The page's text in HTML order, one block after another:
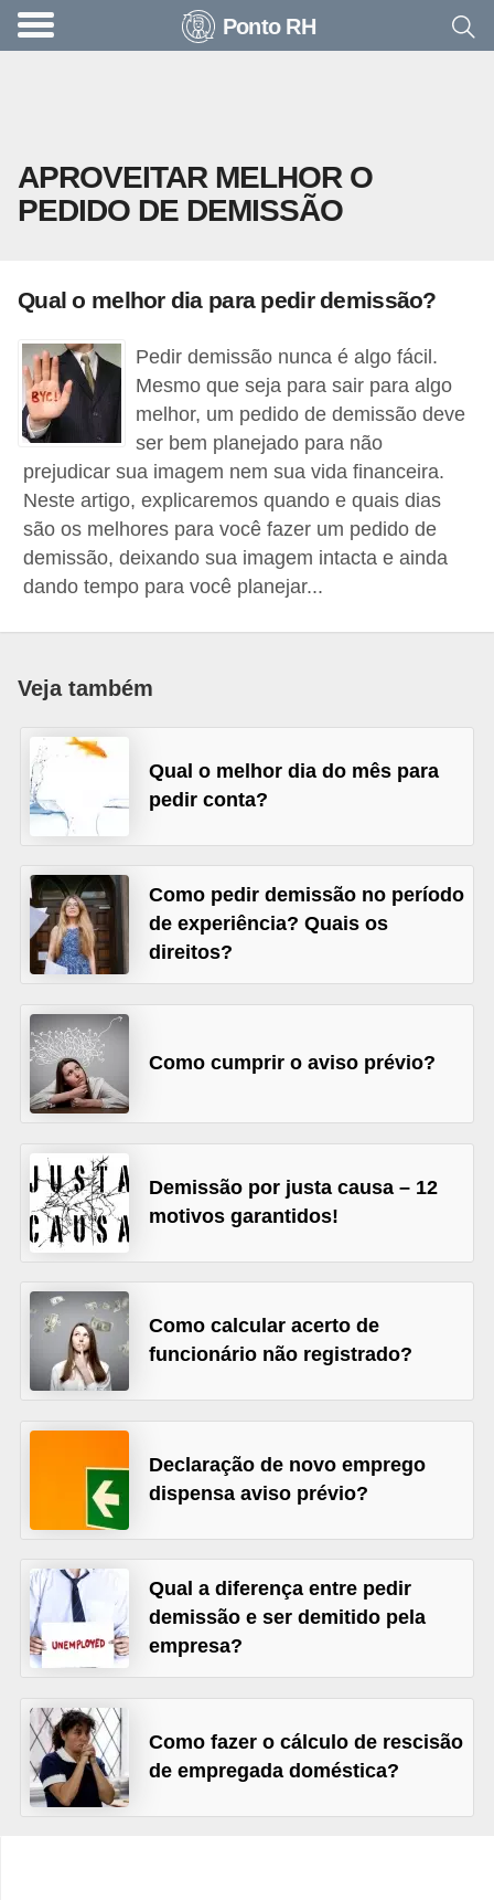
Ponto RH
APROVEITAR MELHOR O
PEDIDO DE DEMISSÃO
Qual o melhor dia para pedir demissão?
Pedir demissão nunca é algo fácil.
Mesmo que seja para sair para algo
melhor, um pedido de demissão deve
ser bem planejado para não
prejudicar sua imagem nem sua vida financeira.
Neste artigo, explicaremos quando e quais dias
são os melhores para você fazer um pedido de
demissão, deixando sua imagem intacta e ainda
dando tempo para você planejar...
Veja também
Qual o melhor dia do mês para
pedir conta?
Como pedir demissão no período
de experiência? Quais os
direitos?
Como cumprir o aviso prévio?
Demissão por justa causa – 12
motivos garantidos!
Como calcular acerto de
funcionário não registrado?
Declaração de novo emprego
dispensa aviso prévio?
Qual a diferença entre pedir
demissão e ser demitido pela
empresa?
Como fazer o cálculo de rescisão
de empregada doméstica?
A
t
e
u
n
a
e
m
p
r
e
s
i
m
t
i
a
C
n
c
u
s
o
s
ú
b
l
i
c
C
o
t
r
o
l
e
d